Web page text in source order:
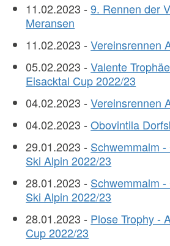
11.02.2023 -9. Rennen der
Meransen
11.02.2023 -Vereinsrennen
05.02.2023 -Valente
Eisacktal Cup 2022/23
04.02.2023 -Vereinsrennen
04.02.2023 -Obovintila
29.01.2023 - Schwemmalm
Ski Alpin 2022/23
28.01.2023 - Schwemmalm
Ski Alpin 2022/23
28.01.2023 - Plose Trophy -
Cup 2022/23